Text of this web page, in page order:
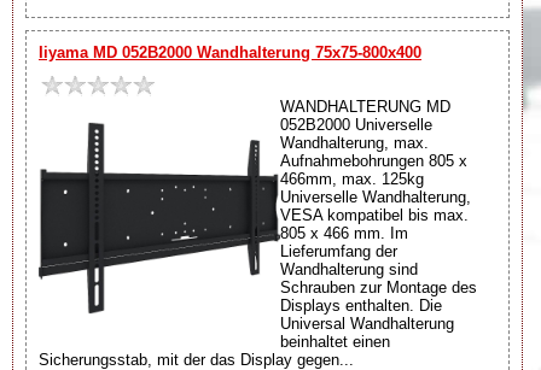
Iiyama MD 052B2000 Wandhalterung 75x75-800x400
WANDHALTERUNG MD
052B2000 Universelle
Wandhalterung, max.
Aufnahmebohrungen 805 x
466mm, max. 125kg
Universelle Wandhalterung,
VESA kompatibel bis max.
805 x 466 mm. Im
Lieferumfang der
Wandhalterung sind
Schrauben zur Montage des
Displays enthalten. Die
Universal Wandhalterung
beinhaltet einen
Sicherungsstab, mit der das Display gegen...